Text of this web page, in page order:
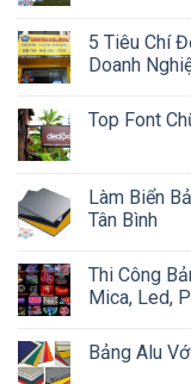
5 Tiêu Chí
Doanh
Top Font
Làm Biển
Tân Bình
Thi Công
Mica, Led,
Bảng Alu